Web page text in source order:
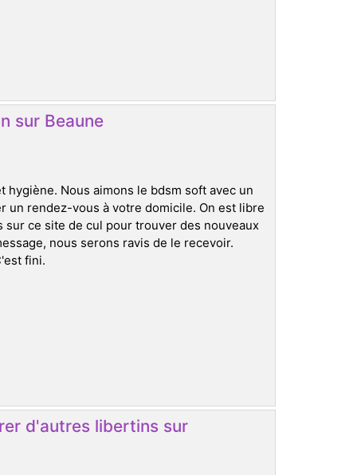
sur Beaune
Nous aimons le bdsm soft avec un
un rendez-vous à votre domicile. On est libre
sur ce site de cul pour trouver des nouveaux
nous serons ravis de le recevoir.
fini.
d'autres libertins sur